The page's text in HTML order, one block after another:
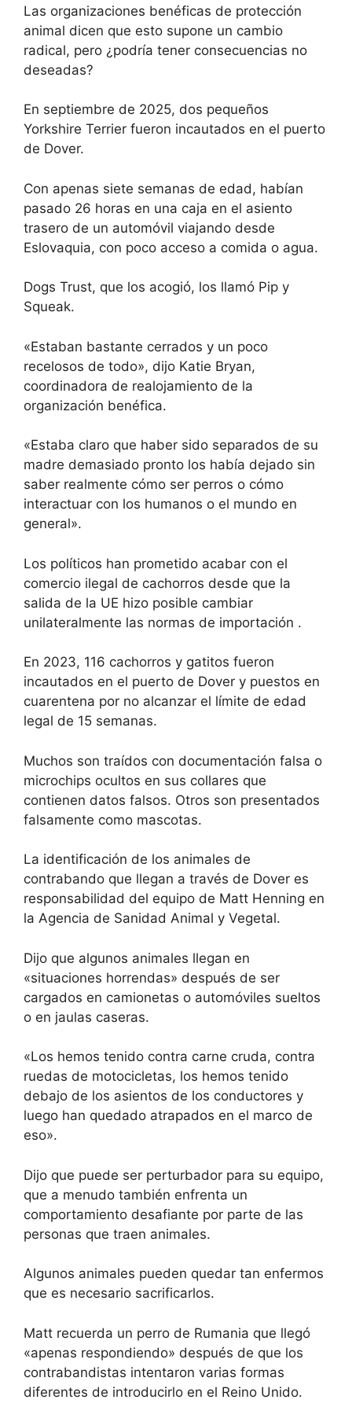
Las organizaciones benéficas de protección
animal dicen que esto supone un cambio
radical, pero ¿podría tener consecuencias no
deseadas?
En septiembre de 2025, dos pequeños
Yorkshire Terrier fueron incautados en el puerto
de Dover.
Con apenas siete semanas de edad, habían
pasado 26 horas en una caja en el asiento
trasero de un automóvil viajando desde
Eslovaquia, con poco acceso a comida o agua.
Dogs Trust, que los acogió, los llamó Pip y
Squeak.
«Estaban bastante cerrados y un poco
recelosos de todo», dijo Katie Bryan,
coordinadora de realojamiento de la
organización benéfica.
«Estaba claro que haber sido separados de su
madre demasiado pronto los había dejado sin
saber realmente cómo ser perros o cómo
interactuar con los humanos o el mundo en
general».
Los políticos han prometido acabar con el
comercio ilegal de cachorros desde que la
salida de la UE hizo posible cambiar
unilateralmente las normas de importación .
En 2023, 116 cachorros y gatitos fueron
incautados en el puerto de Dover y puestos en
cuarentena por no alcanzar el límite de edad
legal de 15 semanas.
Muchos son traídos con documentación falsa o
microchips ocultos en sus collares que
contienen datos falsos. Otros son presentados
falsamente como mascotas.
La identificación de los animales de
contrabando que llegan a través de Dover es
responsabilidad del equipo de Matt Henning en
la Agencia de Sanidad Animal y Vegetal.
Dijo que algunos animales llegan en
«situaciones horrendas» después de ser
cargados en camionetas o automóviles sueltos
o en jaulas caseras.
«Los hemos tenido contra carne cruda, contra
ruedas de motocicletas, los hemos tenido
debajo de los asientos de los conductores y
luego han quedado atrapados en el marco de
eso».
Dijo que puede ser perturbador para su equipo,
que a menudo también enfrenta un
comportamiento desafiante por parte de las
personas que traen animales.
Algunos animales pueden quedar tan enfermos
que es necesario sacrificarlos.
Matt recuerda un perro de Rumania que llegó
«apenas respondiendo» después de que los
contrabandistas intentaron varias formas
diferentes de introducirlo en el Reino Unido.